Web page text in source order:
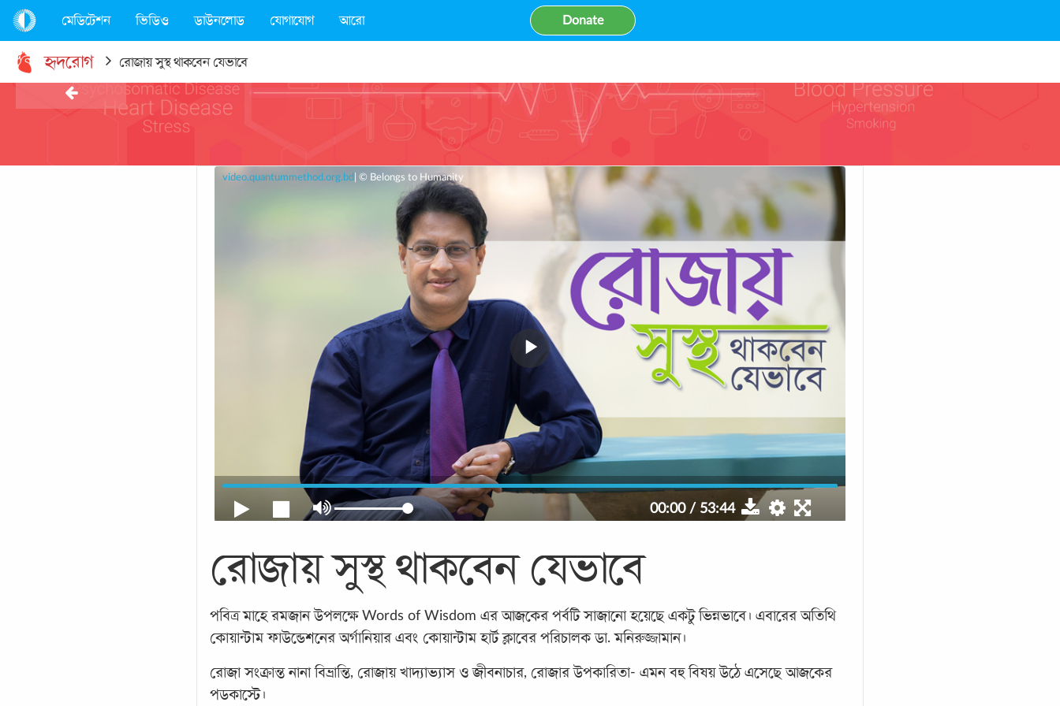
মেডিটেশন ভিডিও ডাউনলোড যোগাযোগ আরো Donate
হৃদরোগ রোজায় সুস্থ থাকবেন যেভাবে
video.quantummethod.org.bd | © Belongs to Humanity
00:00/ 53:44
রোজায় সুস্থ থাকবেন যেভাবে
পবিত্র মাহে রমজান উপলক্ষে Words of Wisdom এর আজকের পর্বটি সাজানো হয়েছে একটু ভিন্নভাবে। এবারের অতিথি
কোয়ান্টাম ফাউন্ডেশনের অর্গানিয়ার এবং কোয়ান্টাম হার্ট ক্লাবের পরিচালক ডা. মনিরুজ্জামান।
রোজা সংক্রান্ত নানা বিভ্রান্তি, রোজায় খাদ্যাভ্যাস ও জীবনাচার, রোজার উপকারিতা- এমন বহু বিষয় উঠে এসেছে আজকের
পডকাস্টে।